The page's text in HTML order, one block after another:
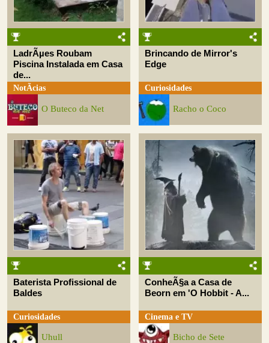
LadrÃµes Roubam
Piscina Instalada em Casa
de...
NotÃ­cias
O Buteco da Net
Brincando de Mirror's
Edge
Curiosidades
Racho o Coco
Baterista Profissional de
Baldes
Curiosidades
Uhull
ConheÃ§a a Casa de
Beorn em 'O Hobbit - A...
Cinema e TV
Bicho de Sete